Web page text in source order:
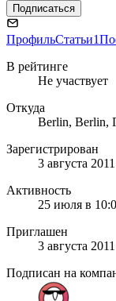
Подписаться
ПрофильСтатьи1
В рейтинге
Не участвует
Откуда
Berlin, Berlin,
Зарегистрирован
3 августа 2011
Активность
25 июля в
Приглашен
3 августа 2011
Подписан на